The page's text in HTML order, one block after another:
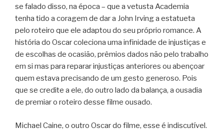
se falado disso, na época – que a vetusta Academia
tenha tido a coragem de dar a John Irving a estatueta
pelo roteiro que ele adaptou do seu próprio romance. A
história do Oscar coleciona uma infinidade de injustiças e
de escolhas de ocasião, prêmios dados não pelo trabalho
em si mas para reparar injustiças anteriores ou abençoar
quem estava precisando de um gesto generoso. Pois
que se credite a ele, do outro lado da balança, a ousadia
de premiar o roteiro desse filme ousado.
Michael Caine, o outro Oscar do filme, esse é indiscutível.